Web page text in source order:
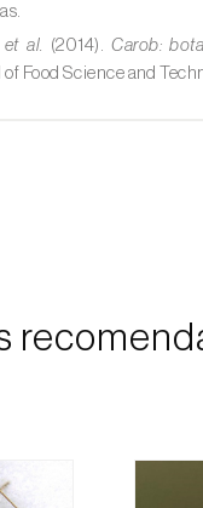
pepo
oleracea)
spp.)
officinalis
et al. (2014).Carob:
of Food Science and